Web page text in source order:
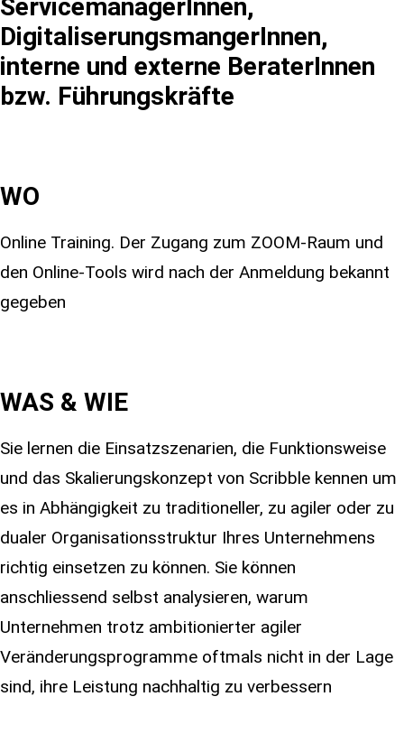
ServicemanagerInnen,
DigitaliserungsmangerInnen,
interne und externe BeraterInnen
bzw. Führungskräfte
WO
Online Training. Der Zugang zum ZOOM-Raum und
den Online-Tools wird nach der Anmeldung bekannt
gegeben
WAS & WIE
Sie lernen die Einsatzszenarien, die Funktionsweise
und das Skalierungskonzept von Scribble kennen um
es in Abhängigkeit zu traditioneller, zu agiler oder zu
dualer Organisationsstruktur Ihres Unternehmens
richtig einsetzen zu können. Sie können
anschliessend selbst analysieren, warum
Unternehmen trotz ambitionierter agiler
Veränderungsprogramme oftmals nicht in der Lage
sind, ihre Leistung nachhaltig zu verbessern